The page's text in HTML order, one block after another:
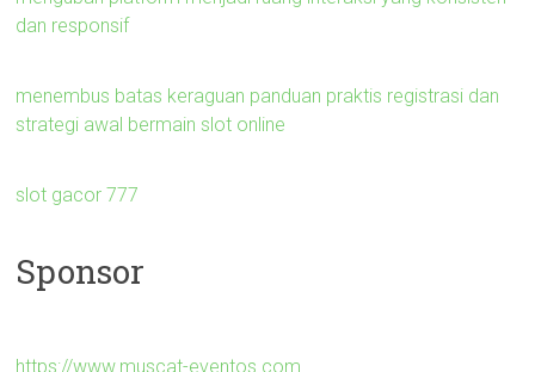
dan responsif
menembus batas keraguan panduan praktis registrasi dan
strategi awal bermain slot online
slot gacor 777
Sponsor
https://www.muscat-eventos.com